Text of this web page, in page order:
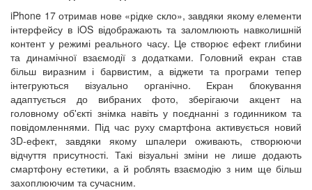
iPhone 17 отримав нове «рідке скло», завдяки якому елементи
інтерфейсу в iOS відображають та заломлюють навколишній
контент у режимі реального часу. Це створює ефект глибини
та динамічної взаємодії з додатками. Головний екран став
більш виразним і барвистим, а віджети та програми тепер
інтегруються візуально органічно. Екран блокування
адаптується до вибраних фото, зберігаючи акцент на
головному об'єкті знімка навіть у поєднанні з годинником та
повідомленнями. Під час руху смартфона активується новий
3D-ефект, завдяки якому шпалери оживають, створюючи
відчуття присутності. Такі візуальні зміни не лише додають
смартфону естетики, а й роблять взаємодію з ним ще більш
захоплюючим та сучасним.